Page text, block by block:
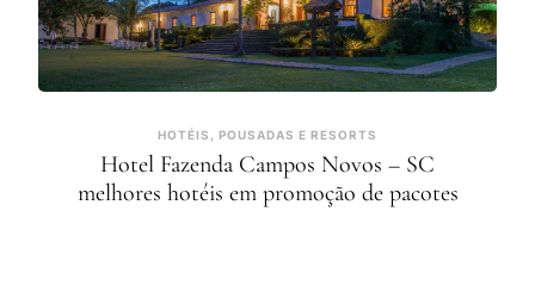
HOTÉIS, POUSADAS E RESORTS
Hotel Fazenda Campos Novos – SC
melhores hotéis em promoção de pacotes